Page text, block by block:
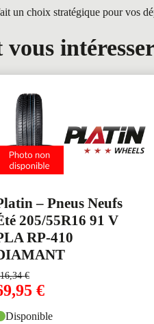
un choix stratégique pour vos
– Pneus Neufs
205/55R16 91 V
RP-410
€
€
Disponible